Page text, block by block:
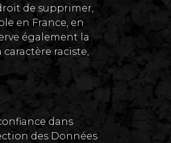
de supprimer,
en France, en
également la
raciste,
dans
des Données